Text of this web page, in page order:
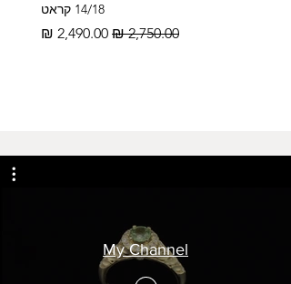
14/18 קראט
מחיר רגיל מחיר מבצע
My Channel